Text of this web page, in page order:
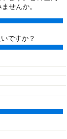
せんか。
ですか？